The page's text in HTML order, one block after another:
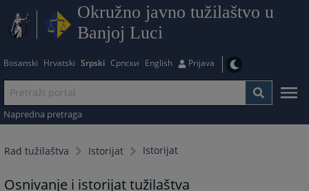
Okružno javno tužilaštvo u
Banjoj Luci
Bosanski Hrvatski Srpski Српски English Prijava
Napredna pretraga
Rad tužilaštva Istorijat Istorijat
Osnivanje i istorijat tužilaštva